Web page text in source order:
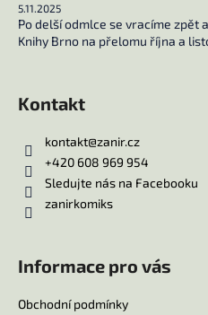
5.11.2025
Po delší odmlce se vracíme zpět
Knihy Brno na přelomu října a
Kontakt
kontakt@zanir.cz
+420 608 969 954
Sledujte nás na Facebooku
zanirkomiks
Informace pro vás
Obchodní podmínky